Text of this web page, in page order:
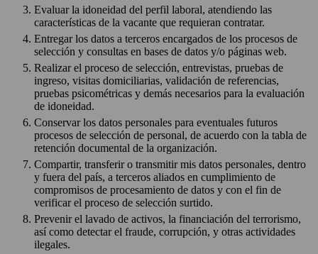
Evaluar la idoneidad del perfil laboral, atendiendo las
características de la vacante que requieran contratar.
Entregar los datos a terceros encargados de los procesos de
selección y consultas en bases de datos y/o páginas web.
Realizar el proceso de selección, entrevistas, pruebas de
ingreso, visitas domiciliarias, validación de referencias,
pruebas psicométricas y demás necesarios para la evaluación
de idoneidad.
Conservar los datos personales para eventuales futuros
procesos de selección de personal, de acuerdo con la tabla de
retención documental de la organización.
Compartir, transferir o transmitir mis datos personales, dentro
y fuera del país, a terceros aliados en cumplimiento de
compromisos de procesamiento de datos y con el fin de
verificar el proceso de selección surtido.
Prevenir el lavado de activos, la financiación del terrorismo,
así como detectar el fraude, corrupción, y otras actividades
ilegales.